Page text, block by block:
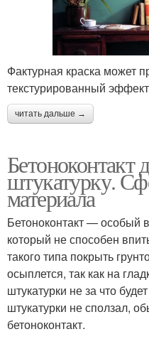
Фактурная краска может
текстурированный эффект
читать дальше →
Бетоноконтакт
штукатурку.
материала
Бетоноконтакт — особый
который не способен
такого типа покрыть
осыплется, так как на
штукатурки не за что
штукатурки не сползал,
бетоноконтакт.